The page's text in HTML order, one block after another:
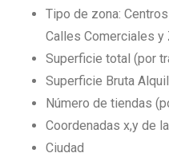
Tipo de zona:
Calles Comerciales y
Superficie total (por
Superficie Bruta
Número de tiendas
Coordenadas x,y de
Ciudad